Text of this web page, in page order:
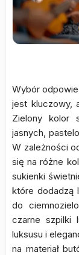
Wybór
jest kluczowy,
Zielony kolor
jasnych,
W zależności
się na różne
sukienki
które dodadzą
do
czarne szpilki
luksusu i
na materiał